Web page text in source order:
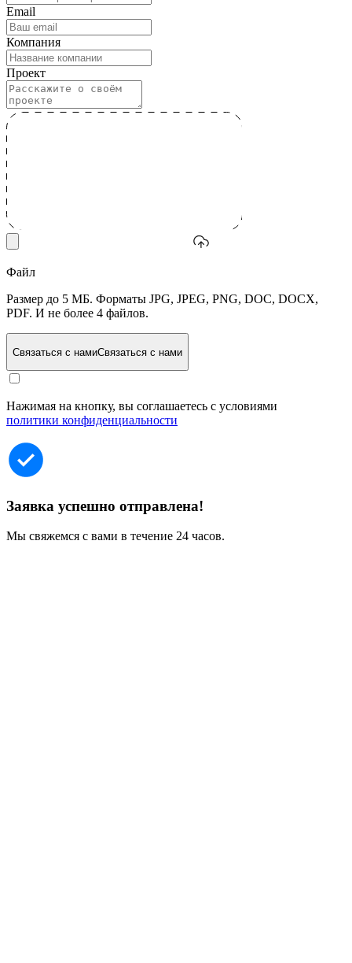
Email
Компания
Проект
Файл
Размер до 5 МБ. Форматы JPG, JPEG, PNG, DOC, DOCX,
PDF. И не более 4 файлов.
Связаться с намиСвязаться с нами
Нажимая на кнопку, вы соглашаетесь с условиями
политики конфиденциальности
Заявка успешно отправлена!
Мы свяжемся с вами в течение 24 часов.